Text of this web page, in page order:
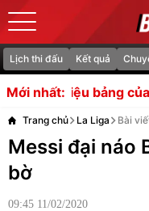
Lịch thi đấu Kết quả
Mới nhất:
Chelsea? Real
Trang chủ La Liga Bài
Messi đại náo
bờ
09:45 11/02/2020